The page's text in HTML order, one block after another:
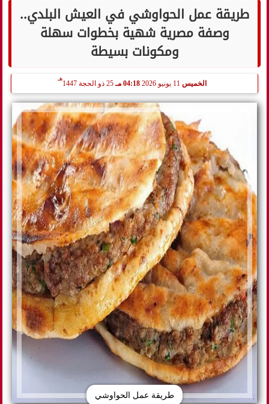
طريقة عمل الحواوشي في العيش البلدي..
وصفة مصرية شهية بخطوات سهلة
ومكونات بسيطة
الخميس 04:18 مـ 25 ذو الحجة 1447
هـ
طريقة عمل الحواوشي